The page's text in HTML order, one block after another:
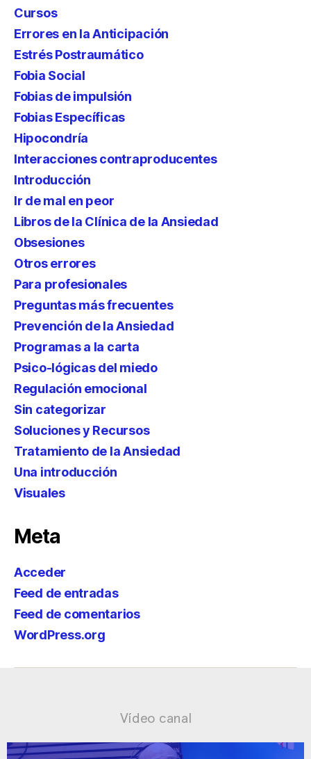
Cursos
Errores en la Anticipación
Estrés Postraumático
Fobia Social
Fobias de impulsión
Fobias Específicas
Hipocondría
Interacciones contraproducentes
Introducción
Ir de mal en peor
Libros de la Clínica de la Ansiedad
Obsesiones
Otros errores
Para profesionales
Preguntas más frecuentes
Prevención de la Ansiedad
Programas a la carta
Psico-lógicas del miedo
Regulación emocional
Sin categorizar
Soluciones y Recursos
Tratamiento de la Ansiedad
Una introducción
Visuales
Meta
Acceder
Feed de entradas
Feed de comentarios
WordPress.org
Vídeo canal